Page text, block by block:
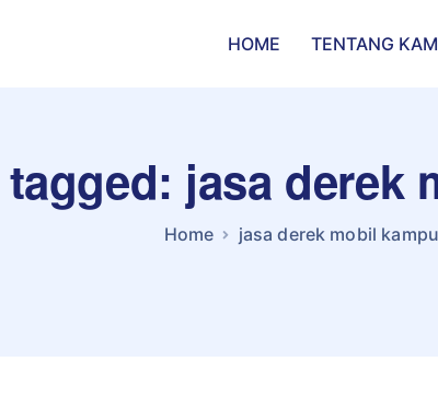
HOME TENTANG
jasa derek
Home jasa derek mobil